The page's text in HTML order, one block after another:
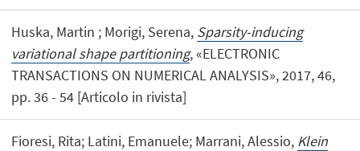
Huska, Martin ; Morigi, Serena, Sparsity-inducing
variational shape partitioning, «ELECTRONIC
TRANSACTIONS ON NUMERICAL ANALYSIS», 2017, 46,
pp. 36 - 54 [Articolo in rivista]
Fioresi, Rita; Latini, Emanuele; Marrani, Alessio, Klein